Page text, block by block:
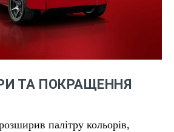
ТА ПОКРАЩЕННЯ
палітру кольорів,